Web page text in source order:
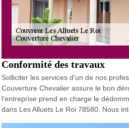
Conformité des travaux
Solliciter les services d’un de nos
Couverture Chevalier assure le bon
l’entreprise prend en charge le
dans Les Alluets Le Roi 78580. Nous